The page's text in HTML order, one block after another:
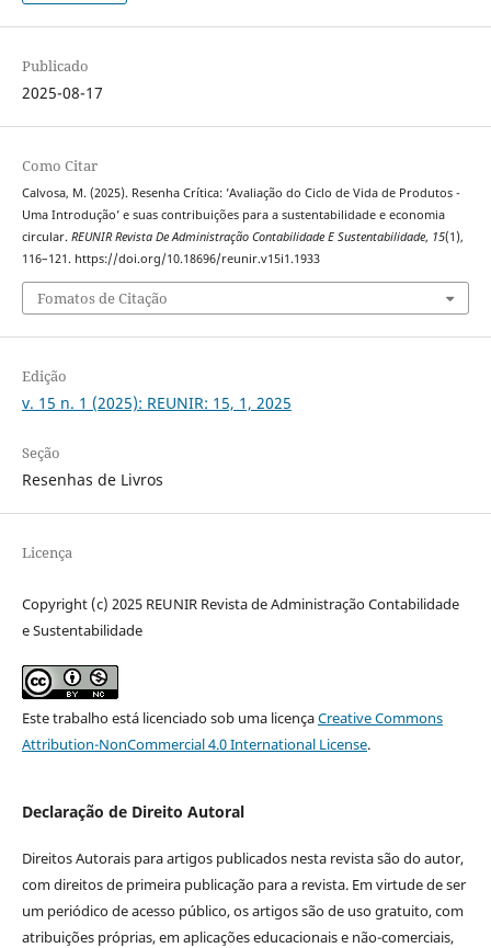
Publicado
2025-08-17
Como Citar
Calvosa, M. (2025). Resenha Crítica: ’Avaliação do Ciclo de Vida de Produtos -
Uma Introdução’ e suas contribuições para a sustentabilidade e economia
circular. REUNIR Revista De Administração Contabilidade E Sustentabilidade, 15(1),
116–121. https://doi.org/10.18696/reunir.v15i1.1933
Fomatos de Citação
Edição
v. 15 n. 1 (2025): REUNIR: 15, 1, 2025
Seção
Resenhas de Livros
Licença
Copyright (c) 2025 REUNIR Revista de Administração Contabilidade
e Sustentabilidade
Este trabalho está licenciado sob uma licençaCreative Commons
Attribution-NonCommercial 4.0 International License.
Declaração de Direito Autoral
Direitos Autorais para artigos publicados nesta revista são do autor,
com direitos de primeira publicação para a revista. Em virtude de ser
um periódico de acesso público, os artigos são de uso gratuito, com
atribuições próprias, em aplicações educacionais e não-comerciais,